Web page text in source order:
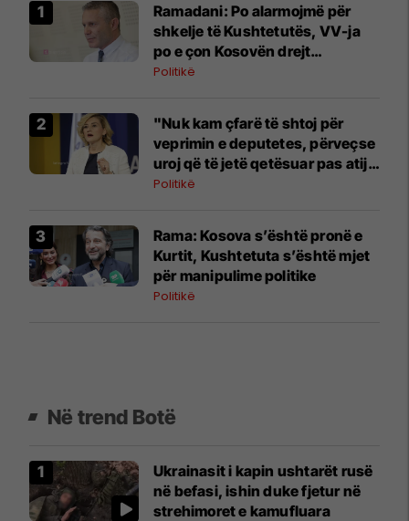
Ramadani: Po alarmojmë për
shkelje të Kushtetutës, VV-ja
po e çon Kosovën drejt
pakushtetutshmërisë
Politikë
"Nuk kam çfarë të shtoj për
veprimin e deputetes, përveçse
uroj që të jetë qetësuar pas atij
momenti", reagon Kusari-Lila
Politikë
​Rama: Kosova s’është pronë e
Kurtit, Kushtetuta s’është mjet
për manipulime politike
Politikë
Në trend Botë
Ukrainasit i kapin ushtarët rusë
në befasi, ishin duke fjetur në
strehimoret e kamufluara